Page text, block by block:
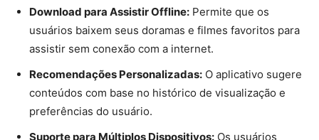
Download para Assistir Offline: Permite que os
usuários baixem seus doramas e filmes favoritos para
assistir sem conexão com a internet.
Recomendações Personalizadas: O aplicativo sugere
conteúdos com base no histórico de visualização e
preferências do usuário.
Suporte para Múltiplos Dispositivos: Os usuários